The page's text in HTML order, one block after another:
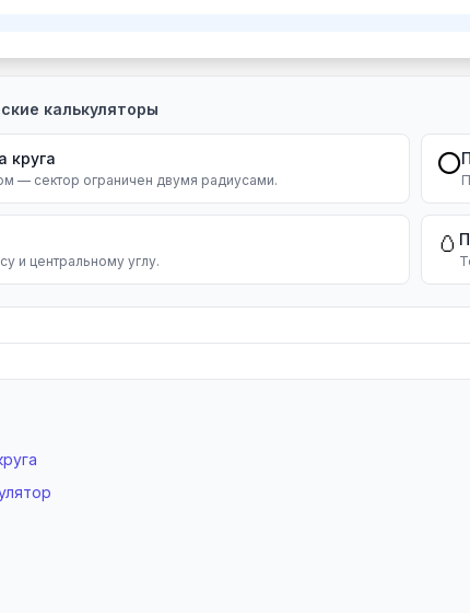
калькуляторы
круга
— сектор ограничен двумя радиусами.
⭕
и центральному углу.
🥚